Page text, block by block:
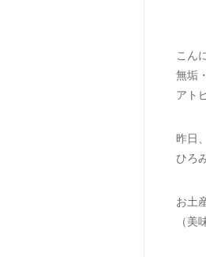
こん
無垢
アト
昨日
ひろ
お土
（美